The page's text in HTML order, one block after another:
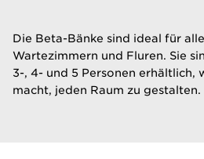
​Die Beta-Bänke sind ideal für
Wartezimmern und Fluren. Sie
3-, 4- und 5 Personen erhältlich,
macht, jeden Raum zu gestalten.